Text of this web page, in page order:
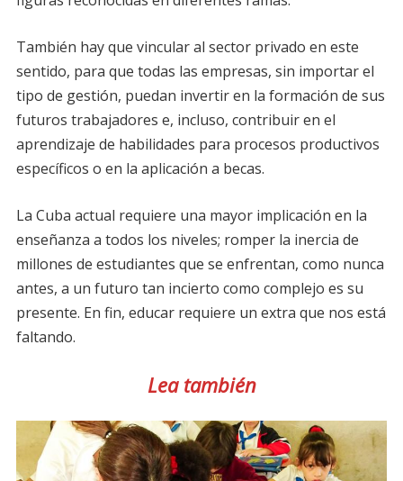
También hay que vincular al sector privado en este
sentido, para que todas las empresas, sin importar el
tipo de gestión, puedan invertir en la formación de sus
futuros trabajadores e, incluso, contribuir en el
aprendizaje de habilidades para procesos productivos
específicos o en la aplicación a becas.
La Cuba actual requiere una mayor implicación en la
enseñanza a todos los niveles; romper la inercia de
millones de estudiantes que se enfrentan, como nunca
antes, a un futuro tan incierto como complejo es su
presente. En fin, educar requiere un extra que nos está
faltando.
Lea también